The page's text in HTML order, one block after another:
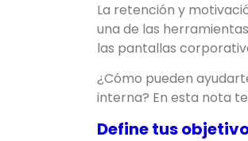
La retención y
una de las
las pantallas
¿Cómo pueden
interna? En esta nota
Define tus